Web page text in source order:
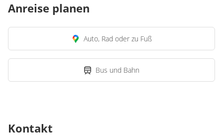
Anreise planen
Auto, Rad oder zu Fuß
Bus und Bahn
Kontakt